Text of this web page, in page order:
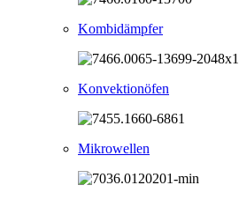
Kombidämpfer
Konvektionöfen
Mikrowellen